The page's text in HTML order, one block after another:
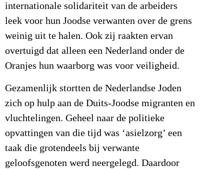
internationale solidariteit van de arbeiders
leek voor hun Joodse verwanten over de grens
weinig uit te halen. Ook zij raakten ervan
overtuigd dat alleen een Nederland onder de
Oranjes hun waarborg was voor veiligheid.
Gezamenlijk stortten de Nederlandse Joden
zich op hulp aan de Duits-Joodse migranten en
vluchtelingen. Geheel naar de politieke
opvattingen van die tijd was ‘asielzorg’ een
taak die grotendeels bij verwante
geloofsgenoten werd neergelegd. Daardoor